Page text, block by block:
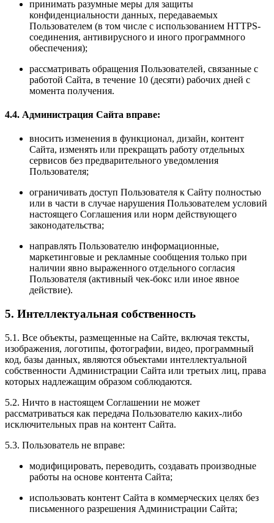
принимать разумные меры для защиты
конфиденциальности данных, передаваемых
Пользователем (в том числе с использованием HTTPS-
соединения, антивирусного и иного программного
обеспечения);
рассматривать обращения Пользователей, связанные с
работой Сайта, в течение 10 (десяти) рабочих дней с
момента получения.
4.4. Администрация Сайта вправе:
вносить изменения в функционал, дизайн, контент
Сайта, изменять или прекращать работу отдельных
сервисов без предварительного уведомления
Пользователя;
ограничивать доступ Пользователя к Сайту полностью
или в части в случае нарушения Пользователем условий
настоящего Соглашения или норм действующего
законодательства;
направлять Пользователю информационные,
маркетинговые и рекламные сообщения только при
наличии явно выраженного отдельного согласия
Пользователя (активный чек-бокс или иное явное
действие).
5. Интеллектуальная собственность
5.1. Все объекты, размещенные на Сайте, включая тексты,
изображения, логотипы, фотографии, видео, программный
код, базы данных, являются объектами интеллектуальной
собственности Администрации Сайта или третьих лиц, права
которых надлежащим образом соблюдаются.
5.2. Ничто в настоящем Соглашении не может
рассматриваться как передача Пользователю каких-либо
исключительных прав на контент Сайта.
5.3. Пользователь не вправе:
модифицировать, переводить, создавать производные
работы на основе контента Сайта;
использовать контент Сайта в коммерческих целях без
письменного разрешения Администрации Сайта;